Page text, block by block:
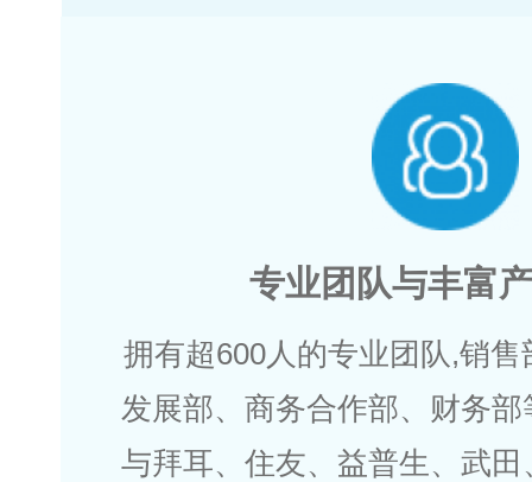
专业团队与丰富
拥有超600人的专业团队,销
发展部、商务合作部、财务
与拜耳、住友、益普生、武